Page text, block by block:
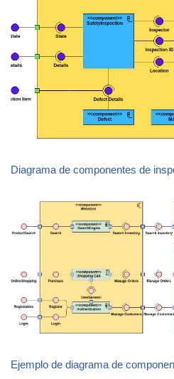
Diagrama de componentes de
Ejemplo de diagrama de